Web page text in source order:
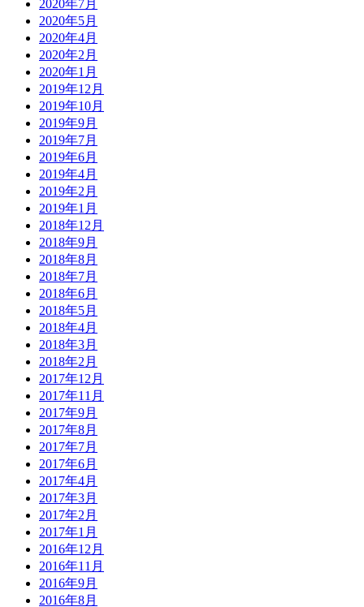
2020年7月
2020年5月
2020年4月
2020年2月
2020年1月
2019年12月
2019年10月
2019年9月
2019年7月
2019年6月
2019年4月
2019年2月
2019年1月
2018年12月
2018年9月
2018年8月
2018年7月
2018年6月
2018年5月
2018年4月
2018年3月
2018年2月
2017年12月
2017年11月
2017年9月
2017年8月
2017年7月
2017年6月
2017年4月
2017年3月
2017年2月
2017年1月
2016年12月
2016年11月
2016年9月
2016年8月